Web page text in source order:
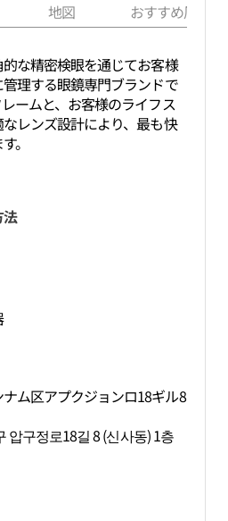
地図 おすすめ周辺
な精密検眼を通じてお客様
理する眼鏡専門ブランドで
ームと、お客様のライフス
レンズ設計により、最も快
。
ム区アプクジョンロ18ギル8
압구정로18길 8 (신사동) 1층